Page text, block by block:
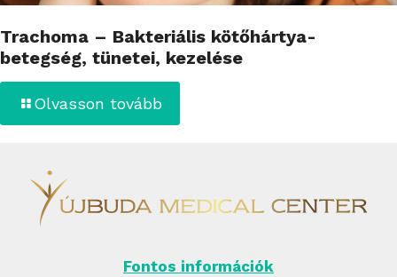
Trachoma – Bakteriális kötőhártya-
betegség, tünetei, kezelése
Olvasson tovább
Fontos információk